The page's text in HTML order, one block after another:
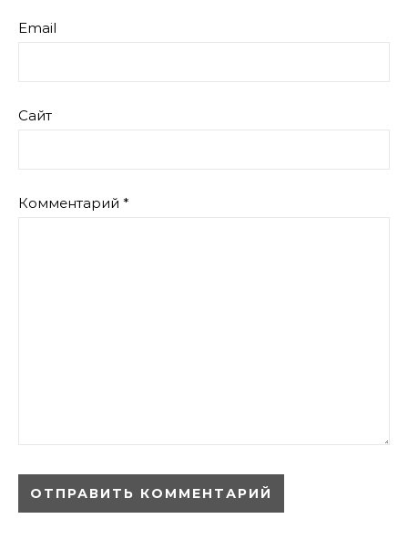
Email
Сайт
Комментарий *